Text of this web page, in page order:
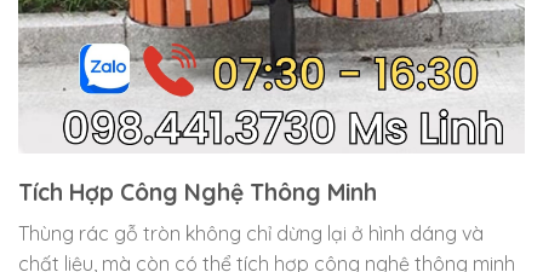
Tích Hợp Công Nghệ Thông Minh
Thùng rác gỗ tròn không chỉ dừng lại ở hình dáng và
chất liệu, mà còn có thể tích hợp công nghệ thông minh